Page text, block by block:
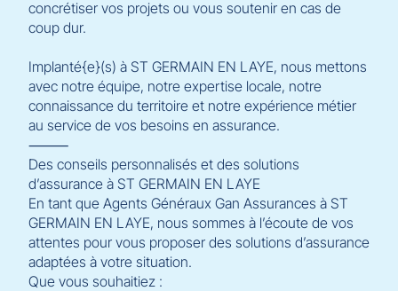
concrétiser vos projets ou vous soutenir en cas de
coup dur.
Implanté{e}(s) à ST GERMAIN EN LAYE, nous mettons
avec notre équipe, notre expertise locale, notre
connaissance du territoire et notre expérience métier
au service de vos besoins en assurance.
⸻
Des conseils personnalisés et des solutions
d’assurance à ST GERMAIN EN LAYE
En tant que Agents Généraux Gan Assurances à ST
GERMAIN EN LAYE, nous sommes à l’écoute de vos
attentes pour vous proposer des solutions d’assurance
adaptées à votre situation.
Que vous souhaitiez :